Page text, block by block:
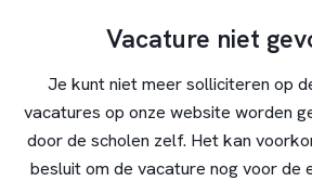
Vacature niet
Je kunt niet meer solliciteren op
vacatures op onze website worden
door de scholen zelf. Het kan
besluit om de vacature nog voor de